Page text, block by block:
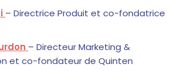
– Directrice Produit et co-fondatrice
– Directeur Marketing &
et co-fondateur de Quinten